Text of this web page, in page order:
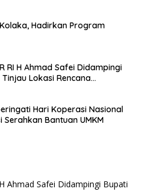
Hadirkan Program
RI H Ahmad Safei Didampingi
Lokasi Rencana
Hari Koperasi Nasional
Bantuan UMKM